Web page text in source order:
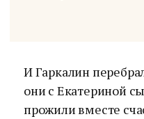
И Гаркалин
они с Екатериной
прожили вместе